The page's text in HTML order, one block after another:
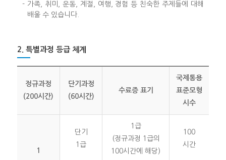
- 가족, 취미, 운동, 계절, 여행, 경험 등 친숙한 주제들에 대해
배울 수 있습니다.
2. 특별과정 등급 체계
정규과정
(200시간)
단기과정
(60시간)
수료증 표기
국제통용
표준모형
시수
1
단기
1급
1급
(정규과정 1급의
100시간에 해당)
100
시간